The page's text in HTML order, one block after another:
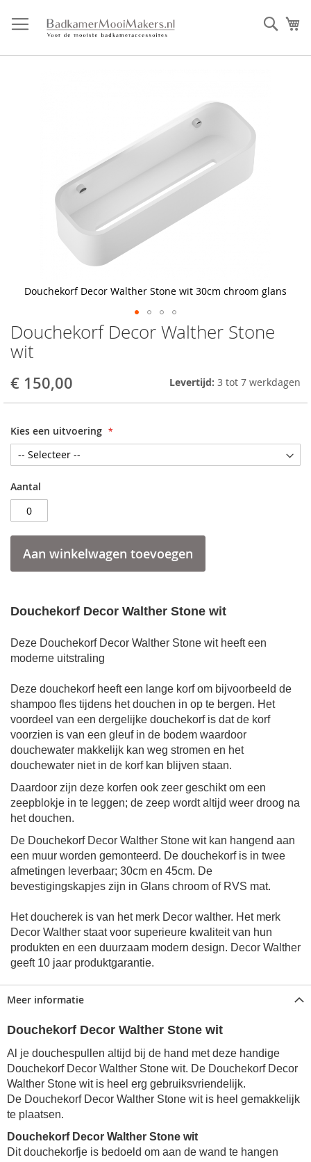
direct
door
Douchekorf Decor Walther Stone
wit
€ 150,00 Levertijd: 3 tot 7 werkdagen
Kies een uitvoering
Aantal
Aan winkelwagen toevoegen
Douchekorf Decor Walther Stone wit
Deze Douchekorf Decor Walther Stone wit heeft een
moderne uitstraling
Deze douchekorf heeft een lange korf om bijvoorbeeld de
shampoo fles tijdens het douchen in op te bergen. Het
voordeel van een dergelijke douchekorf is dat de korf
voorzien is van een gleuf in de bodem waardoor
douchewater makkelijk kan weg stromen en het
douchewater niet in de korf kan blijven staan.
Daardoor zijn deze korfen ook zeer geschikt om een
zeepblokje in te leggen; de zeep wordt altijd weer droog na
het douchen.
De Douchekorf Decor Walther Stone wit kan hangend aan
een muur worden gemonteerd. De douchekorf is in twee
afmetingen leverbaar; 30cm en 45cm. De
bevestigingskapjes zijn in Glans chroom of RVS mat.
Het doucherek is van het merk Decor walther. Het merk
Decor Walther staat voor superieure kwaliteit van hun
produkten en een duurzaam modern design. Decor Walther
geeft 10 jaar produktgarantie.
Douchekorf Decor Walther Stone wit 30cm chroom glans
Skip
to
the
of
gallery
Meer informatie
Douchekorf Decor Walther Stone wit
Al je douchespullen altijd bij de hand met deze handige
Douchekorf Decor Walther Stone wit. De Douchekorf Decor
Walther Stone wit is heel erg gebruiksvriendelijk.
De Douchekorf Decor Walther Stone wit is heel gemakkelijk
te plaatsen.
Douchekorf Decor Walther Stone wit
Dit douchekorfje is bedoeld om aan de wand te hangen